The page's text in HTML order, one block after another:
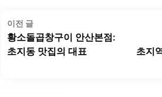
글
탐
색
이전 글이
전
글:
황소돌곱창구이 안산본점:
초지동 맛집의 대표
초지